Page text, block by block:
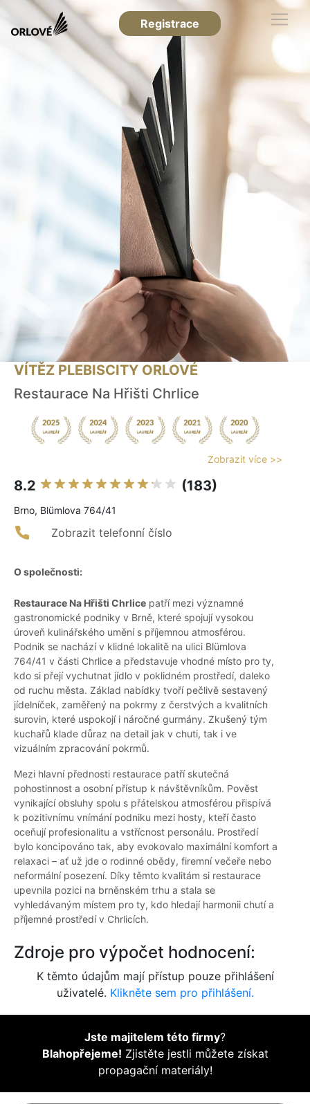
Registrace
VÍTĚZ PLEBISCITY ORLOVÉ
Restaurace Na Hřišti Chrlice
Zobrazit více >>
8.2 (183)
Brno, Blümlova 764/41
Zobrazit telefonní číslo
O společnosti:
Restaurace Na Hřišti Chrlice patří mezi významné
gastronomické podniky v Brně, které spojují vysokou
úroveň kulinářského umění s příjemnou atmosférou.
Podnik se nachází v klidné lokalitě na ulici Blümlova
764/41 v části Chrlice a představuje vhodné místo pro ty,
kdo si přejí vychutnat jídlo v poklidném prostředí, daleko
od ruchu města. Základ nabídky tvoří pečlivě sestavený
jídelníček, zaměřený na pokrmy z čerstvých a kvalitních
surovin, které uspokojí i náročné gurmány. Zkušený tým
kuchařů klade důraz na detail jak v chuti, tak i ve
vizuálním zpracování pokrmů.
Mezi hlavní přednosti restaurace patří skutečná
pohostinnost a osobní přístup k návštěvníkům. Pověst
vynikající obsluhy spolu s přátelskou atmosférou přispívá
k pozitivnímu vnímání podniku mezi hosty, kteří často
oceňují profesionalitu a vstřícnost personálu. Prostředí
bylo koncipováno tak, aby evokovalo maximální komfort a
relaxaci – ať už jde o rodinné obědy, firemní večeře nebo
neformální posezení. Díky těmto kvalitám si restaurace
upevnila pozici na brněnském trhu a stala se
vyhledávaným místem pro ty, kdo hledají harmonii chutí a
příjemné prostředí v Chrlicích.
Zdroje pro výpočet hodnocení:
K těmto údajům mají přístup pouze přihlášení
uživatelé. Klikněte sem pro přihlášení.
Jste majitelem této firmy?
Blahopřejeme! Zjistěte jestli můžete získat
propagační materiály!